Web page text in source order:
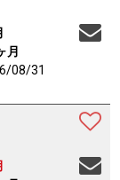
月
08/31